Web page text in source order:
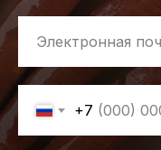
+7